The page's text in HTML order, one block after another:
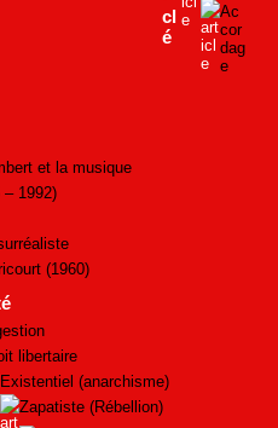
Ac
cor
dag
e
et la musique
– 1992)
(1960)
libertaire
Existentiel (anarchisme)
Zapatiste (Rébellion)